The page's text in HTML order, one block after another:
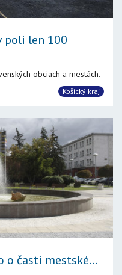
poli len 100
obciach a mestách.
Košický kraj
o časti mestské...